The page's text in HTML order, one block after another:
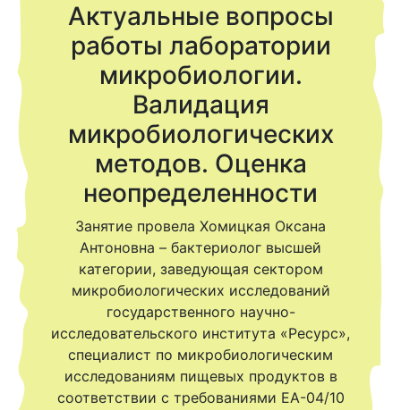
Актуальные вопросы
работы лаборатории
микробиологии.
Валидация
микробиологических
методов. Оценка
неопределенности
Занятие провела Хомицкая Оксана
Антоновна – бактериолог высшей
категории, заведующая сектором
микробиологических исследований
государственного научно-
исследовательского института «Ресурс»,
специалист по микробиологическим
исследованиям пищевых продуктов в
соответствии с требованиями EA-04/10